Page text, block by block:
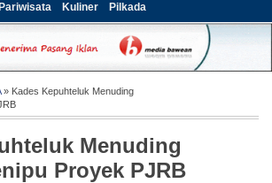
Pariwisata
Kuliner Pilkada
» Kades Kepuhteluk Menuding
Menuding
Proyek PJRB